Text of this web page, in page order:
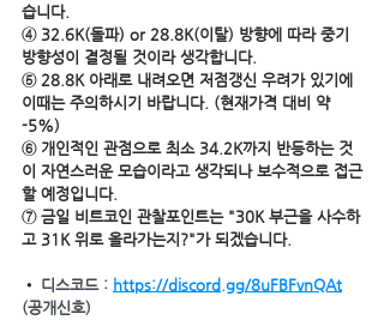
습니다.
④ 32.6K(돌파) or 28.8K(이탈) 방향에 따라 중기
방향성이 결정될 것이라 생각합니다.
⑤ 28.8K 아래로 내려오면 저점갱신 우려가 있기에
이때는 주의하시기 바랍니다. (현재가격 대비 약
-5%)
⑥ 개인적인 관점으로 최소 34.2K까지 반등하는 것
이 자연스러운 모습이라고 생각되나 보수적으로 접근
할 예정입니다.
⑦ 금일 비트코인 관찰포인트는 "30K 부근을 사수하
고 31K 위로 올라가는지?"가 되겠습니다.
• 디스코드 : https://discord.gg/8uFBFvnQAt
(공개신호)